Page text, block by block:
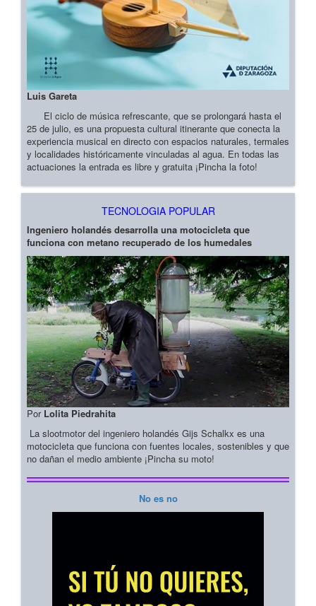
Luis Gareta
El ciclo de música refrescante, que se prolongará hasta el
25 de julio, es una propuesta cultural itinerante que conecta la
experiencia musical en directo con espacios naturales, termales
y localidades históricamente vinculadas al agua. En todas las
actuaciones la entrada es libre y gratuita ¡Pincha la foto!
TECNOLOGIA POPULAR
Ingeniero holandés desarrolla una motocicleta que
funciona con metano recuperado de los humedales
Por Lolita Piedrahita
La slootmotor del ingeniero holandés Gijs Schalkx es una
motocicleta que funciona con fuentes locales, sostenibles y que
no dañan el medio ambiente ¡Pincha su moto!
No es no